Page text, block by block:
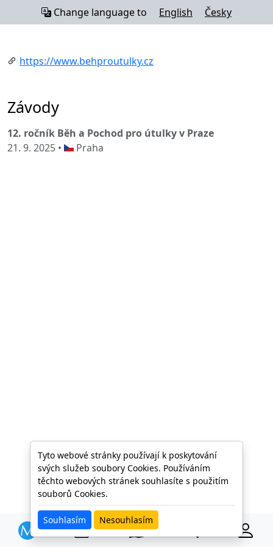
Change language to English Česky
https://www.behproutulky.cz
Závody
12. ročník Běh a Pochod pro útulky v Praze
21. 9. 2025 •
Praha
Tyto webové stránky používají k poskytování
svých služeb soubory Cookies. Používáním
těchto webových stránek souhlasíte s použitím
souborů Cookies.
Souhlasím Nesouhlasím